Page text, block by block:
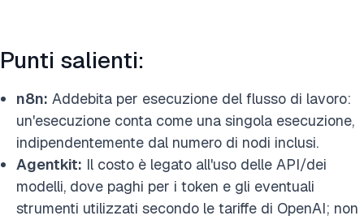
Punti salienti:
n8n: Addebita per esecuzione del flusso di lavoro:
un'esecuzione conta come una singola esecuzione,
indipendentemente dal numero di nodi inclusi.
Agentkit: Il costo è legato all'uso delle API/dei
modelli, dove paghi per i token e gli eventuali
strumenti utilizzati secondo le tariffe di OpenAI; non